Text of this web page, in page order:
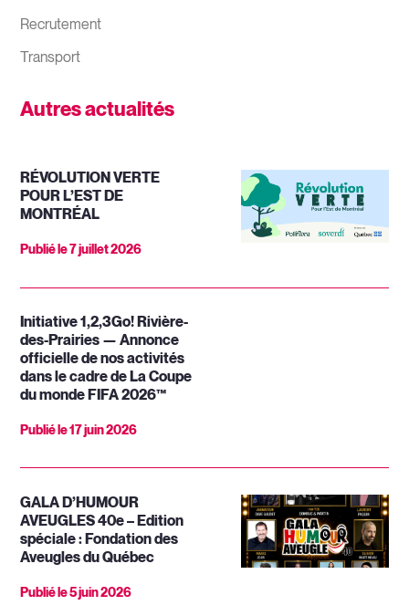
Recrutement
Transport
Autres actualités
RÉVOLUTION VERTE
POUR L’EST DE
MONTRÉAL
Publié le7 juillet 2026
Initiative 1,2,3Go! Rivière-
des-Prairies — Annonce
officielle de nos activités
dans le cadre de La Coupe
du monde FIFA 2026™
Publié le17 juin 2026
GALA D’HUMOUR
AVEUGLES 40e – Edition
spéciale : Fondation des
Aveugles du Québec
Publié le5 juin 2026